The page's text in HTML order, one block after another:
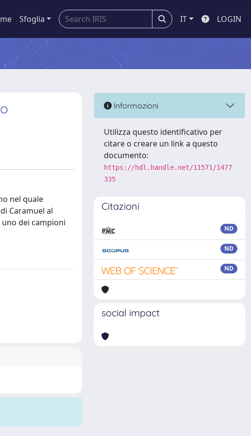
Sfoglia IT LOGIN
nel quale
Caramuel al
dei campioni
Informazioni
Utilizza questo identificativo per
citare o creare un link a questo
documento:
https://hdl.handle.net/11571/1477
335
Citazioni
ND
ND
ND
social impact